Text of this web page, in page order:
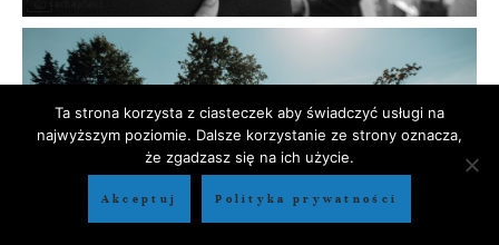
Ta strona korzysta z ciasteczek aby świadczyć usługi na
najwyższym poziomie. Dalsze korzystanie ze strony oznacza,
że zgadzasz się na ich użycie.
Akceptuj Polityka prywatności